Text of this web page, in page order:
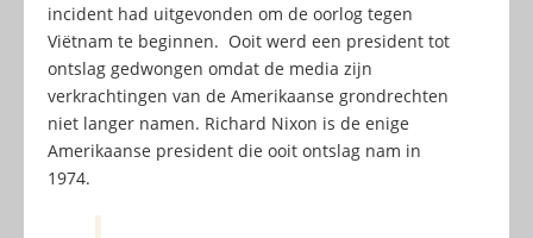
incident had uitgevonden om de oorlog tegen
Viëtnam te beginnen. Ooit werd een president tot
ontslag gedwongen omdat de media zijn
verkrachtingen van de Amerikaanse grondrechten
niet langer namen. Richard Nixon is de enige
Amerikaanse president die ooit ontslag nam in
1974.